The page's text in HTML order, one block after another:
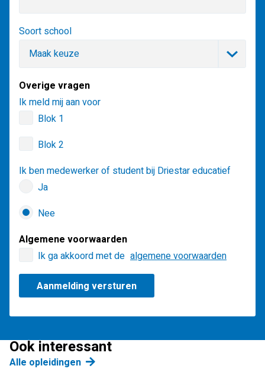
Soort school
Overige vragen
Ik meld mij aan voor
Blok 1
Blok 2
Ik ben medewerker of student bij Driestar educatief
Ja
Nee
Algemene voorwaarden
Ik ga akkoord met de algemene voorwaarden
Ook interessant
Alle opleidingen